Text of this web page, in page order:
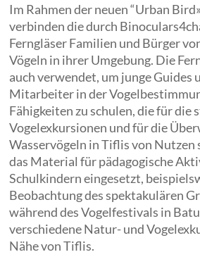
Im Rahmen der neuen “Urban
verbinden die durch
Ferngläser Familien und Bürger
Vögeln in ihrer Umgebung. Die
auch verwendet, um junge Guides
Mitarbeiter in der
Fähigkeiten zu schulen, die für die
Vogelexkursionen und für die
Wasservögeln in Tiflis von
das Material für pädagogische
Schulkindern eingesetzt,
Beobachtung des spektakulären
während des Vogelfestivals in
verschiedene Natur- und
Nähe von Tiflis.